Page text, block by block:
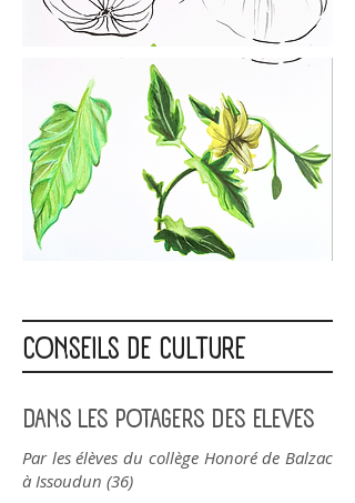
CONSEILS DE CULTURE
DANS LES POTAGERS DES ELEVES
Par les élèves du collège Honoré de Balzac
à Issoudun (36)